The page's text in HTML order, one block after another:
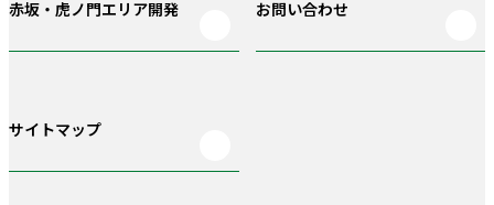
赤坂・虎ノ門 エリア開発 お問い合わせ
サイトマップ